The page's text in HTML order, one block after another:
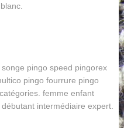
pingo speed pingorex
pingo fourrure pingo
femme enfant
intermédiaire expert.